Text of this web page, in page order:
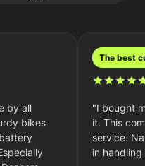
by all
bikes
the best
"I bought
it. This
service.
in